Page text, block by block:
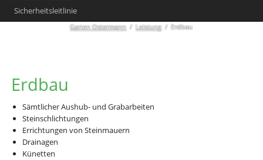
Sicherheitsleitlinie
Garten Ostermann Leistung Erdbau
Erdbau
Sämtlicher Aushub- und Grabarbeiten
Steinschlichtungen
Errichtungen von Steinmauern
Drainagen
Künetten